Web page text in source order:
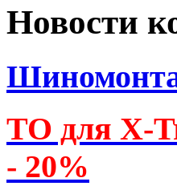
Новости
ТО для X-
- 20%